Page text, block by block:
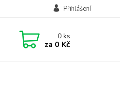
Přihlášení
0ks
za 0 Kč